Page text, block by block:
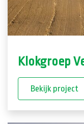
Klokgroep
Bekijk project